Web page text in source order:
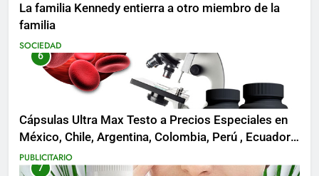
La familia Kennedy entierra a otro miembro de la
familia
SOCIEDAD
6
Cápsulas Ultra Max Testo a Precios Especiales en
México, Chile, Argentina, Colombia, Perú , Ecuador,
Costa Rica y Más
PUBLICITARIO
7